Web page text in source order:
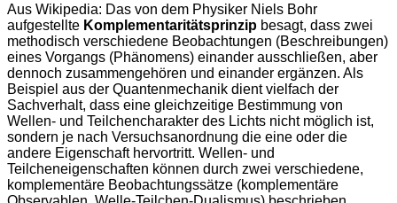
Aus Wikipedia: Das von dem Physiker Niels Bohr
aufgestellte Komplementaritätsprinzip besagt, dass zwei
methodisch verschiedene Beobachtungen (Beschreibungen)
eines Vorgangs (Phänomens) einander ausschließen, aber
dennoch zusammengehören und einander ergänzen. Als
Beispiel aus der Quantenmechanik dient vielfach der
Sachverhalt, dass eine gleichzeitige Bestimmung von
Wellen- und Teilchencharakter des Lichts nicht möglich ist,
sondern je nach Versuchsanordnung die eine oder die
andere Eigenschaft hervortritt. Wellen- und
Teilcheneigenschaften können durch zwei verschiedene,
komplementäre Beobachtungssätze (komplementäre